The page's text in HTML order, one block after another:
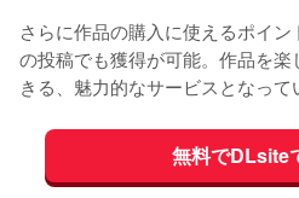
さらに作品の購入に使えるポイン
の投稿でも獲得が可能。作品を
きる、魅力的なサービスとなって
無料でDLsite